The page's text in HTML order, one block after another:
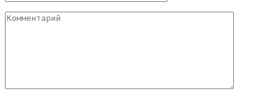
Комментарий